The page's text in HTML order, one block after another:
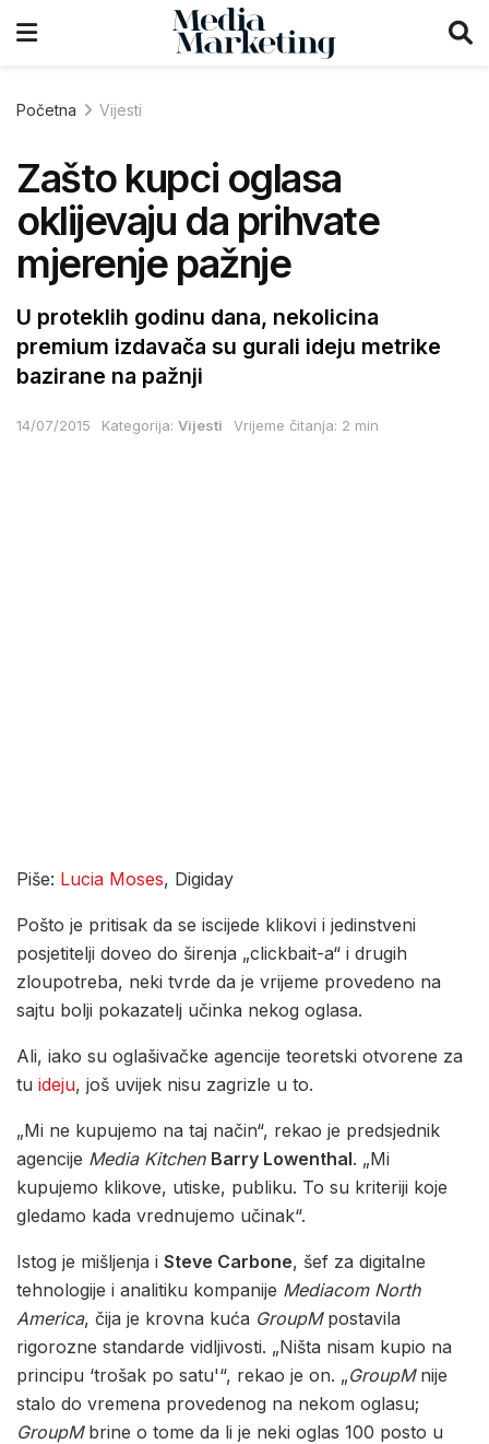
Početna Vijesti
Zašto kupci oglasa
oklijevaju da prihvate
mjerenje pažnje
U proteklih godinu dana, nekolicina
premium izdavača su gurali ideju metrike
bazirane na pažnji
14/07/2015 Kategorija: Vijesti Vrijeme čitanja: 2 min
Piše: Lucia Moses, Digiday
Pošto je pritisak da se iscijede klikovi i jedinstveni
posjetitelji doveo do širenja „clickbait-a“ i drugih
zloupotreba, neki tvrde da je vrijeme provedeno na
sajtu bolji pokazatelj učinka nekog oglasa.
Ali, iako su oglašivačke agencije teoretski otvorene za
tu ideju, još uvijek nisu zagrizle u to.
„Mi ne kupujemo na taj način“, rekao je predsjednik
agencije Media Kitchen Barry Lowenthal. „Mi
kupujemo klikove, utiske, publiku. To su kriteriji koje
gledamo kada vrednujemo učinak“.
Istog je mišljenja i Steve Carbone, šef za digitalne
tehnologije i analitiku kompanije Mediacom North
America, čija je krovna kuća GroupMpostavila
rigorozne standarde vidljivosti. „Ništa nisam kupio na
principu ‘trošak po satu'“, rekao je on. „GroupMnije
stalo do vremena provedenog na nekom oglasu;
GroupMbrine o tome da li je neki oglas 100 posto u